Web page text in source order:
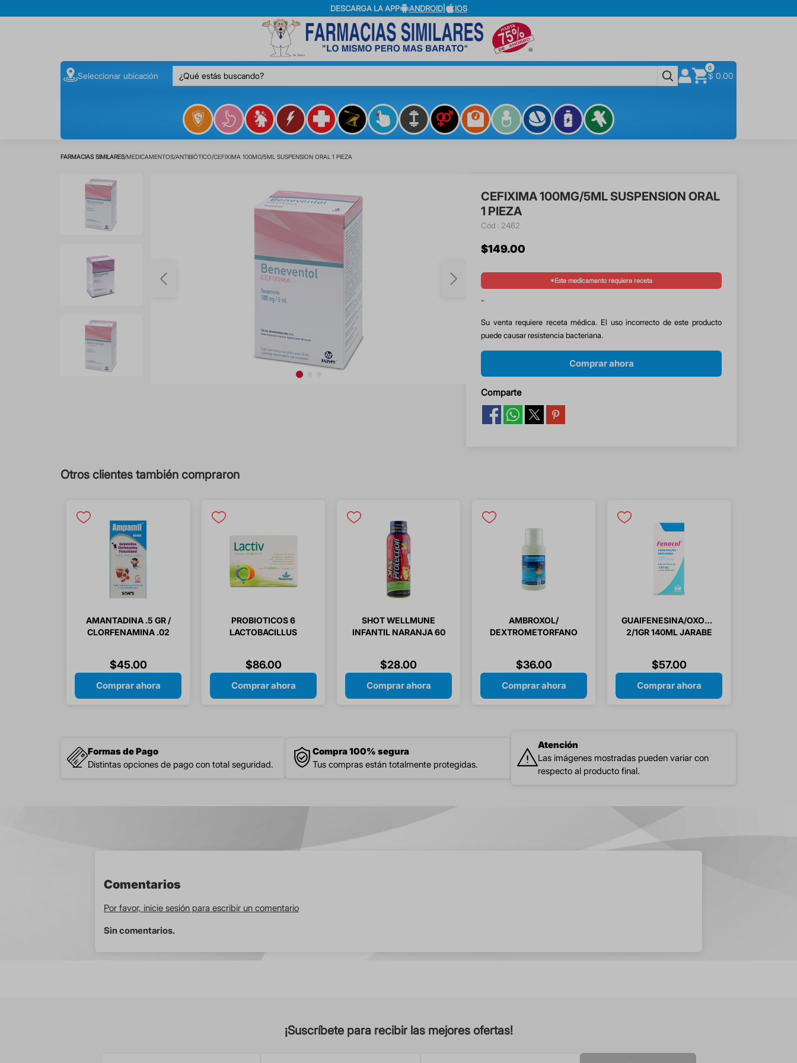
DESCARGA LA APP ANDROID| IOS
Seleccionar ubicación ¿Qué estás buscando? 0
$ 0.00
MEDICAMENTOS ANTIBIÓTICO CEFIXIMA 100MG/5ML SUSPENSION ORAL 1 PIEZA
CEFIXIMA 100MG/5ML SUSPENSION ORAL
1 PIEZA
: 2462
$149.00
*Este medicamento requiere receta
-
Su venta requiere receta médica. El uso incorrecto de este producto
puede causar resistencia bacteriana.
Comprar ahora
Comparte
Otros clientes también compraron
AMANTADINA .5 GR /
CLORFENAMINA .02
INFANTIL 60 ML 1
$45.00
Comprar ahora
PROBIOTICOS 6
LACTOBACILLUS
$86.00
Comprar ahora
SHOT WELLMUNE
INFANTIL NARANJA 60
$28.00
Comprar ahora
AMBROXOL/
DEXTROMETORFANO
$36.00
Comprar ahora
GUAIFENESINA/OXOLAMINA
2/1GR 140ML JARABE
$57.00
Comprar ahora
Formas de Pago
Distintas opciones de pago con total seguridad.
Compra 100% segura
Tus compras están totalmente protegidas.
Atención
Las imágenes mostradas pueden variar con
respecto al producto final.
Comentarios
Por favor, inicie sesión para escribir un comentario
Sin comentarios.
¡Suscríbete para recibir las mejores ofertas!